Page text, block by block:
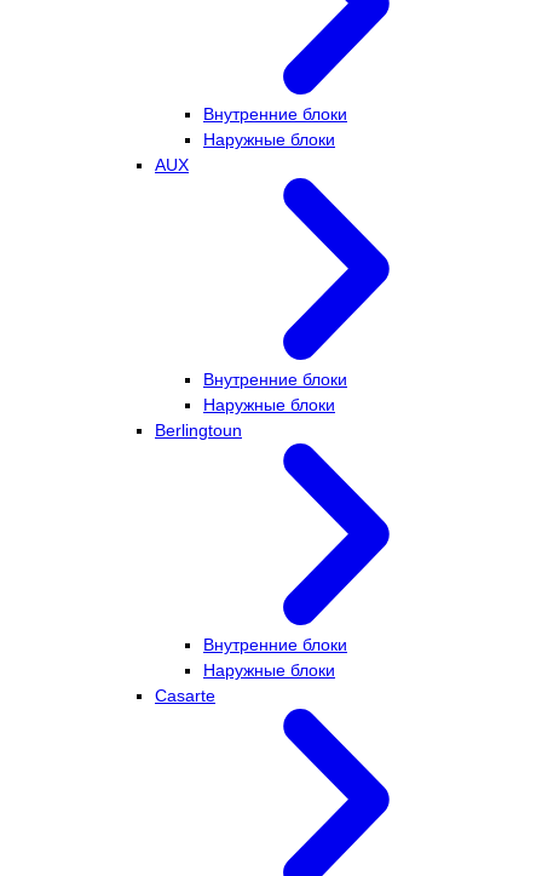
Внутренние блоки
Наружные блоки
AUX
Внутренние блоки
Наружные блоки
Berlingtoun
Внутренние блоки
Наружные блоки
Casarte